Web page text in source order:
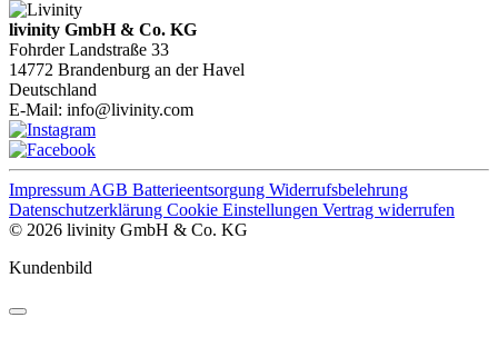
livinity GmbH & Co. KG
Fohrder Landstraße 33
14772 Brandenburg an der Havel
Deutschland
E-Mail: info@livinity.com
Impressum AGB Batterieentsorgung Widerrufsbelehrung
Datenschutzerklärung Cookie Einstellungen Vertrag widerrufen
© 2026 livinity GmbH & Co. KG
Kundenbild